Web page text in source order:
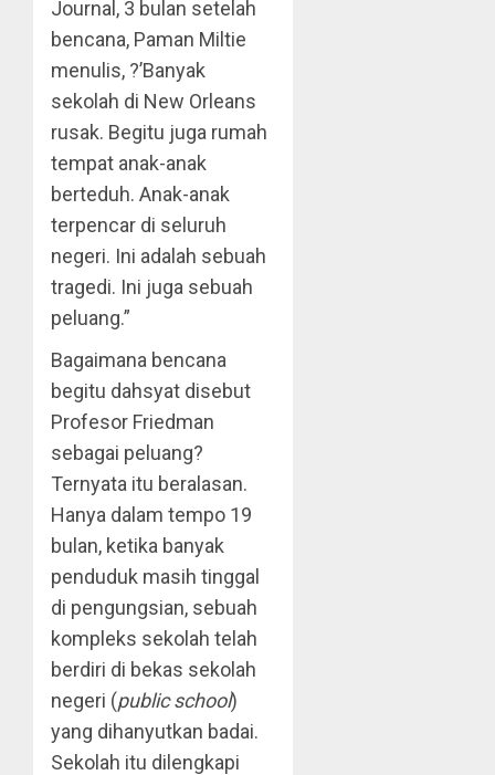
Journal, 3 bulan setelah
bencana, Paman Miltie
menulis, ?’Banyak
sekolah di New Orleans
rusak. Begitu juga rumah
tempat anak-anak
berteduh. Anak-anak
terpencar di seluruh
negeri. Ini adalah sebuah
tragedi. Ini juga sebuah
peluang.”
Bagaimana bencana
begitu dahsyat disebut
Profesor Friedman
sebagai peluang?
Ternyata itu beralasan.
Hanya dalam tempo 19
bulan, ketika banyak
penduduk masih tinggal
di pengungsian, sebuah
kompleks sekolah telah
berdiri di bekas sekolah
negeri (public school)
yang dihanyutkan badai.
Sekolah itu dilengkapi